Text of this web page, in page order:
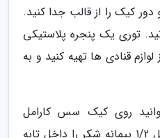
کیک را از قالب جدا کنید.
توری یک پنجره پلاستیکی
قنادی ها تهیه کنید و به
روی کیک سس کارامل
بریزید. برای تهیه سس کارامل 1/2 پیمانه شکر را داخل تابه